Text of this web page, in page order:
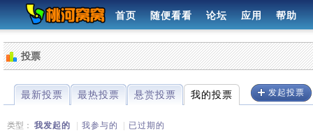
首页 随便看看 论坛 应用 帮助
投票
最新投票 最热投票 悬赏投票 我的投票 发起投票
类型： 我发起的 我参与的 已过期的